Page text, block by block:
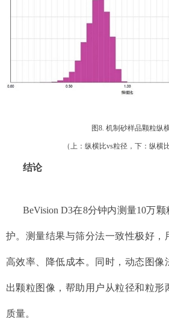
图8. 机制砂样品颗粒纵
（上：纵横比vs粒径，下：纵横
结论
BeVision D3在8分钟内测量10万
护。测量结果与筛分法一致性极好，
高效率、降低成本。同时，动态图像
出颗粒图像，帮助用户从粒径和粒形
质量。